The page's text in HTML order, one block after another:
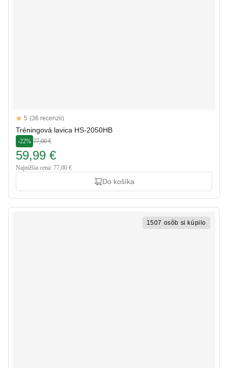
Reviews
5 out of 5 stars
5 (36 recenzii)
Tréningová lavica HS-2050HB
-22% 77,00 €
59,99 €
Najnižšia cena: 77,00 €
Do košíka
1507 osôb si kúpilo